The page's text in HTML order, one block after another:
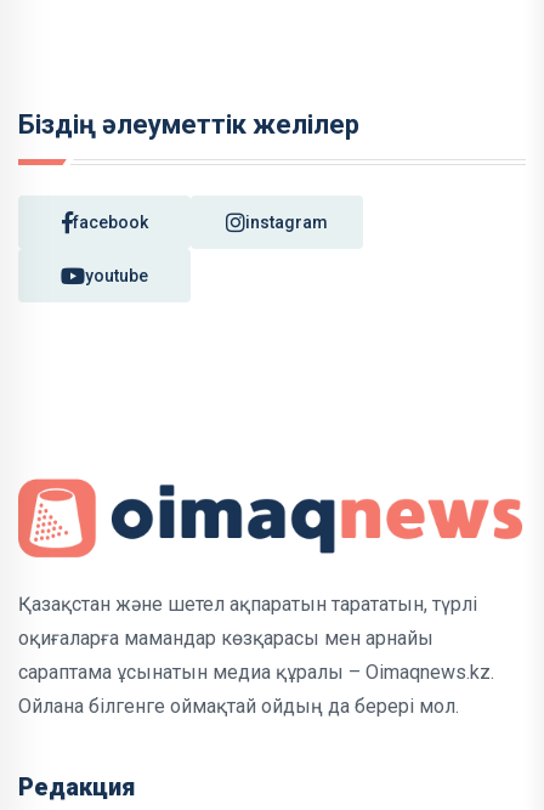
Біздің әлеуметтік желілер
facebook instagram
youtube
Қазақстан және шетел ақпаратын тарататын, түрлі
оқиғаларға мамандар көзқарасы мен арнайы
сараптама ұсынатын медиа құралы – Oimaqnews.kz.
Ойлана білгенге оймақтай ойдың да берері мол.
Редакция